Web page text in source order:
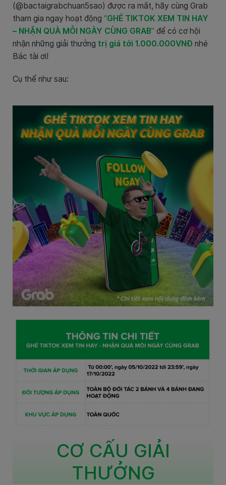
(@bactaigrabchuan5sao) được ra mắt, hãy cùng Grab
tham gia ngay hoạt động “GHÉ TIKTOK XEM TIN HAY
– NHẬN QUÀ MỖI NGÀY CÙNG GRAB” để có cơ hội
nhận những giải thưởng trị giá tới 1.000.000VNĐ nhé
Bác tài ơi!
Cụ thể như sau:
CƠ CẤU GIẢI
THƯỞNG